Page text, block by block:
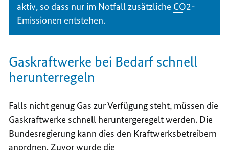
aktiv, so dass nur im Notfall zusätzliche CO2-
Emissionen entstehen.
Gaskraftwerke bei Bedarf schnell
herunterregeln
Falls nicht genug Gas zur Verfügung steht, müssen die
Gaskraftwerke schnell heruntergeregelt werden. Die
Bundesregierung kann dies den Kraftwerksbetreibern
anordnen. Zuvor wurde die